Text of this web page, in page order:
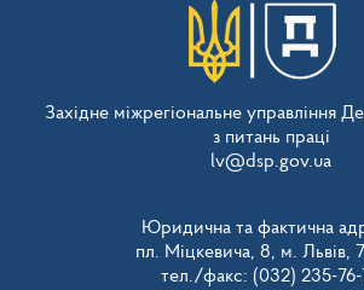
Західне міжрегіональне управління
з питань праці
lv@dsp.gov.ua
Юридична та фактична
пл. Міцкевича, 8, м. Львів,
тел./факс: (032) 235-76-